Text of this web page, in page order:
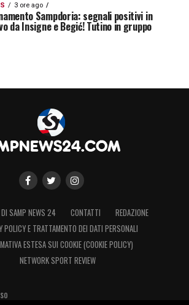
3 ore ago
Sampdoria: segnali positivi in
da Insigne e Begić! Tutino in gruppo
DI SAMP NEWS 24 CONTATTI
REDAZIONE
POLICY E TRATTAMENTO DEI DATI PERSONALI
ESTESA SUI COOKIE (COOKIE POLICY)
NETWORK SPORT REVIEW